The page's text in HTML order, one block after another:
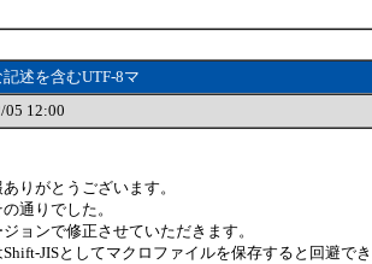
述を含むUTF-8マ
12:00
りがとうございます。
通りでした。
ョンで修正させていただきます。
JISとしてマクロファイルを保存すると回避でき